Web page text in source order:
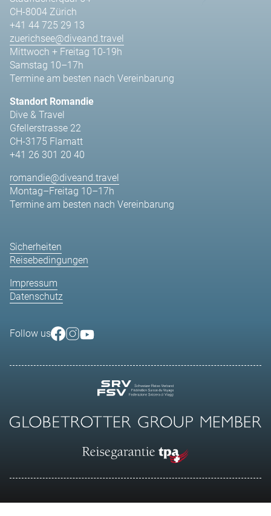
CH-8004 Zürich
+41 44 725 29 13
zuerichsee@diveand.travel
Mittwoch + Freitag 10-19h
Samstag 10–17h
Termine am besten nach Vereinbarung
Standort Romandie
Dive & Travel
Gfellerstrasse 22
CH-3175 Flamatt
+41 26 301 20 40
romandie@diveand.travel
Montag–Freitag 10–17h
Termine am besten nach Vereinbarung
Sicherheiten
Reisebedingungen
Impressum
Datenschutz
Follow us